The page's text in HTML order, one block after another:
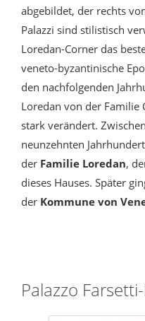
abgebildet, der rechts
Palazzi sind stilistisch
Loredan-Corner das
veneto-byzantinische
den nachfolgenden
Loredan von der Familie
stark verändert.
neunzehnten
der Familie Loredan,
dieses Hauses. Später
der Kommune von
Palazzo